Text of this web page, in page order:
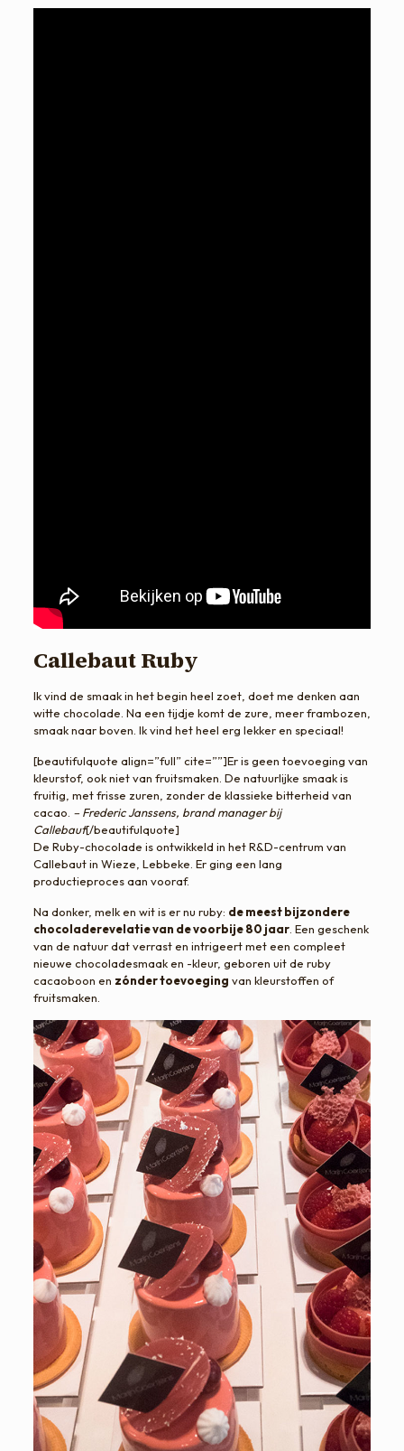
Callebaut Ruby
Ik vind de smaak in het begin heel zoet, doet me denken aan
witte chocolade. Na een tijdje komt de zure, meer frambozen,
smaak naar boven. Ik vind het heel erg lekker en speciaal!
[beautifulquote align=”full” cite=””]Er is geen toevoeging van
kleurstof, ook niet van fruitsmaken. De natuurlijke smaak is
fruitig, met frisse zuren, zonder de klassieke bitterheid van
cacao. – Frederic Janssens, brand manager bij
Callebaut[/beautifulquote]
De Ruby-chocolade is ontwikkeld in het R&D-centrum van
Callebaut in Wieze, Lebbeke. Er ging een lang
productieproces aan vooraf.
Na donker, melk en wit is er nu ruby: de meest bijzondere
chocoladerevelatie van de voorbije 80 jaar. Een geschenk
van de natuur dat verrast en intrigeert met een compleet
nieuwe chocoladesmaak en -kleur, geboren uit de ruby
cacaoboon en zónder toevoeging van kleurstoffen of
fruitsmaken.